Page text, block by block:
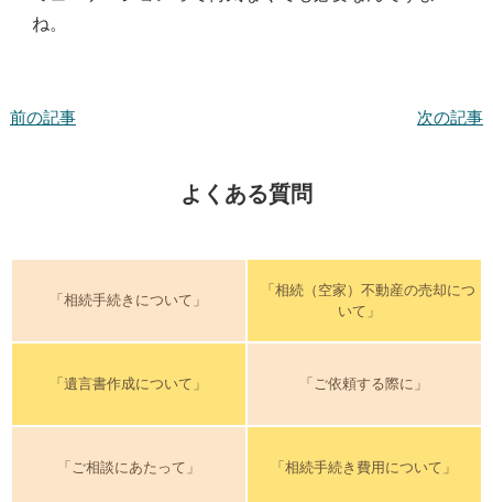
ね。
前の記事 次の記事
よくある質問
「相続手続きについて」
「相続（空家）不動産の売却につ
いて」
「遺言書作成について」 「ご依頼する際に」
「ご相談にあたって」 「相続手続き費用について」